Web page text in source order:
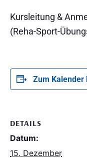
Kursleitung &
(Reha-Sport-
Zum Kalender
DETAILS
Datum:
15. Dezember